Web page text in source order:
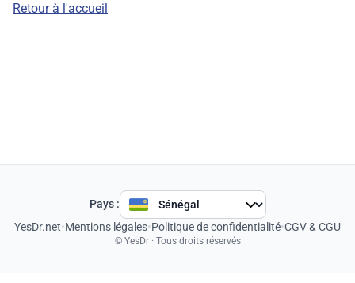
Retour à l'accueil
Pays :
YesDr.net•Mentions légales•Politique de confidentialité•CGV & CGU
© YesDr · Tous droits réservés